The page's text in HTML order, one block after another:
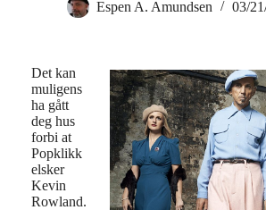
Espen A. Amundsen 03/
Det kan
muligens
ha gått
deg hus
forbi at
Popklikk
elsker
Kevin
Rowland.